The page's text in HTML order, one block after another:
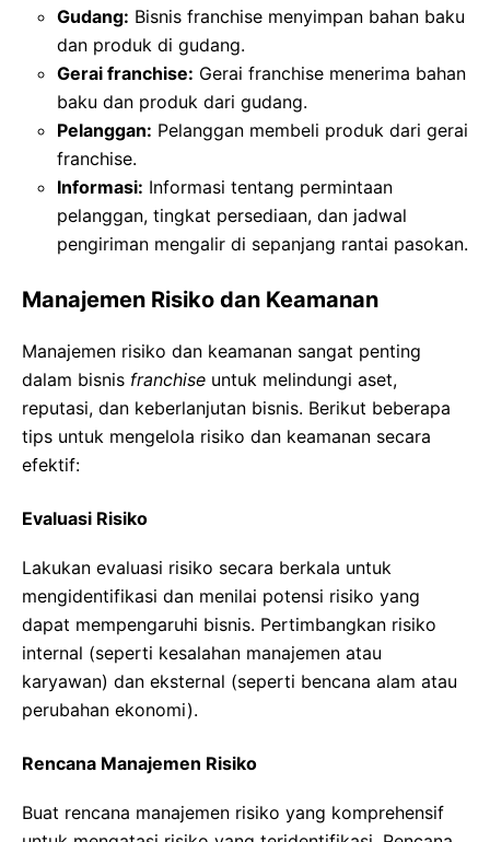
Gudang: Bisnis franchise menyimpan bahan baku
dan produk di gudang.
Gerai franchise: Gerai franchise menerima bahan
baku dan produk dari gudang.
Pelanggan: Pelanggan membeli produk dari gerai
franchise.
Informasi: Informasi tentang permintaan
pelanggan, tingkat persediaan, dan jadwal
pengiriman mengalir di sepanjang rantai pasokan.
Manajemen Risiko dan Keamanan
Manajemen risiko dan keamanan sangat penting
dalam bisnis franchise untuk melindungi aset,
reputasi, dan keberlanjutan bisnis. Berikut beberapa
tips untuk mengelola risiko dan keamanan secara
efektif:
Evaluasi Risiko
Lakukan evaluasi risiko secara berkala untuk
mengidentifikasi dan menilai potensi risiko yang
dapat mempengaruhi bisnis. Pertimbangkan risiko
internal (seperti kesalahan manajemen atau
karyawan) dan eksternal (seperti bencana alam atau
perubahan ekonomi).
Rencana Manajemen Risiko
Buat rencana manajemen risiko yang komprehensif